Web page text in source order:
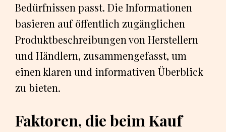
Bedürfnissen passt. Die Informationen
basieren auf öffentlich zugänglichen
Produktbeschreibungen von Herstellern
und Händlern, zusammengefasst, um
einen klaren und informativen Überblick
zu bieten.
Faktoren, die beim Kauf